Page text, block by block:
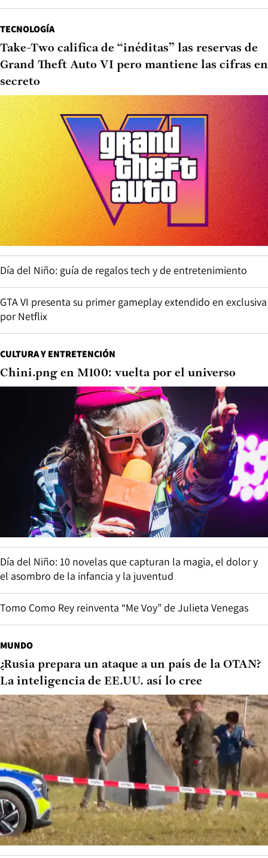
TECNOLOGÍA
Take-Two califica de “inéditas” las reservas de
Grand Theft Auto VI pero mantiene las cifras en
secreto
Día del Niño: guía de regalos tech y de entretenimiento
GTA VI presenta su primer gameplay extendido en exclusiva
por Netflix
CULTURA Y ENTRETENCIÓN
Chini.png en M100: vuelta por el universo
Día del Niño: 10 novelas que capturan la magia, el dolor y
el asombro de la infancia y la juventud
Tomo Como Rey reinventa “Me Voy” de Julieta Venegas
MUNDO
¿Rusia prepara un ataque a un país de la OTAN?
La inteligencia de EE.UU. así lo cree